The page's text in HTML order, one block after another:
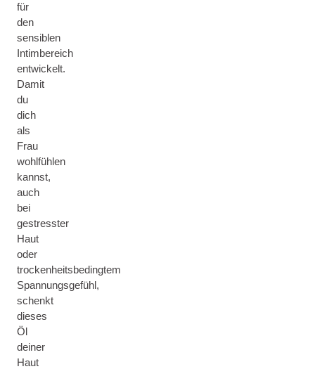
für
den
sensiblen
Intimbereich
entwickelt.
Damit
du
dich
als
Frau
wohlfühlen
kannst,
auch
bei
gestresster
Haut
oder
trockenheitsbedingtem
Spannungsgefühl,
schenkt
dieses
Öl
deiner
Haut